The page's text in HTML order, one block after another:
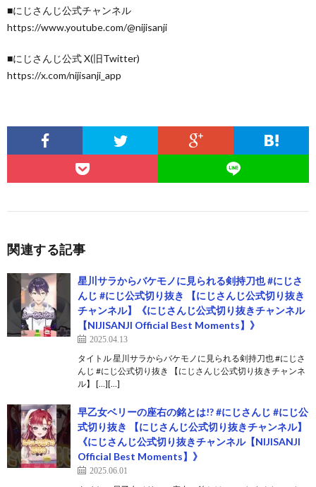
■にじさんじ公式チャンネル
https://www.youtube.com/@nijisanji
■にじさんじ公式 X(旧Twitter)
https://x.com/nijisanji_app
関連する記事
星川サラからバケモノに見られる剣持刀也 #にじさ
んじ #にじ公式切り抜き 【にじさんじ公式切り抜き
チャンネル】《にじさんじ公式切り抜きチャンネル
【NIJISANJI Official Best Moments】》
2025.04.13
タイトル 星川サラからバケモノに見られる剣持刀也 #にじさ
んじ #にじ公式切り抜き 【にじさんじ公式切り抜きチャンネ
ル】 […][…]
早乙女ベリーの座右の銘とは!? #にじさんじ #にじ公
式切り抜き 【にじさんじ公式切り抜きチャンネル】
《にじさんじ公式切り抜きチャンネル【NIJISANJI
Official Best Moments】》
2025.06.01